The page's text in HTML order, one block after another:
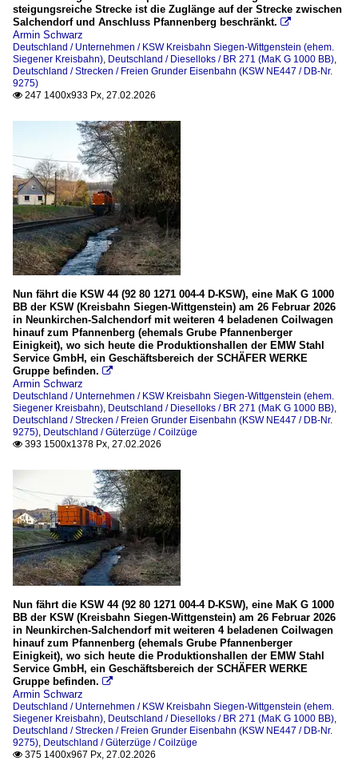
steigungsreiche Strecke ist die Zuglänge auf der Strecke zwischen
Salchendorf und Anschluss Pfannenberg beschränkt. 
Armin Schwarz
Deutschland / Unternehmen / KSW Kreisbahn Siegen-Wittgenstein (ehem.
Siegener Kreisbahn) Deutschland / Dieselloks / BR 271 (MaK G 1000 BB)
Deutschland / Strecken / Freien Grunder Eisenbahn (KSW NE447 / DB-Nr.
9275)
 247 1400x933 Px, 27.02.2026
Nun fährt die KSW 44 (92 80 1271 004-4 D-KSW), eine MaK G 1000
BB der KSW (Kreisbahn Siegen-Wittgenstein) am 26 Februar 2026
in Neunkirchen-Salchendorf mit weiteren 4 beladenen Coilwagen
hinauf zum Pfannenberg (ehemals Grube Pfannenberger
Einigkeit), wo sich heute die Produktionshallen der EMW Stahl
Service GmbH, ein Geschäftsbereich der SCHÄFER WERKE
Gruppe befinden. 
Armin Schwarz
Deutschland / Unternehmen / KSW Kreisbahn Siegen-Wittgenstein (ehem.
Siegener Kreisbahn) Deutschland / Dieselloks / BR 271 (MaK G 1000 BB)
Deutschland / Strecken / Freien Grunder Eisenbahn (KSW NE447 / DB-Nr.
9275) Deutschland / Güterzüge / Coilzüge
 393 1500x1378 Px, 27.02.2026
Nun fährt die KSW 44 (92 80 1271 004-4 D-KSW), eine MaK G 1000
BB der KSW (Kreisbahn Siegen-Wittgenstein) am 26 Februar 2026
in Neunkirchen-Salchendorf mit weiteren 4 beladenen Coilwagen
hinauf zum Pfannenberg (ehemals Grube Pfannenberger
Einigkeit), wo sich heute die Produktionshallen der EMW Stahl
Service GmbH, ein Geschäftsbereich der SCHÄFER WERKE
Gruppe befinden. 
Armin Schwarz
Deutschland / Unternehmen / KSW Kreisbahn Siegen-Wittgenstein (ehem.
Siegener Kreisbahn) Deutschland / Dieselloks / BR 271 (MaK G 1000 BB)
Deutschland / Strecken / Freien Grunder Eisenbahn (KSW NE447 / DB-Nr.
9275) Deutschland / Güterzüge / Coilzüge
 375 1400x967 Px, 27.02.2026